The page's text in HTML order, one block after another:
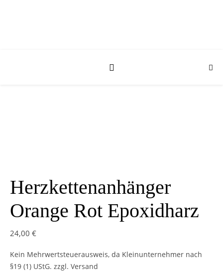
Herzkettenanhänger
Orange Rot Epoxidharz
24,00 €
Kein Mehrwertsteuerausweis, da Kleinunternehmer nach
§19 (1) UStG. zzgl. Versand